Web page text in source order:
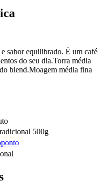
sabor equilibrado. É um café
do seu dia.Torra média
blend.Moagem média fina
500g